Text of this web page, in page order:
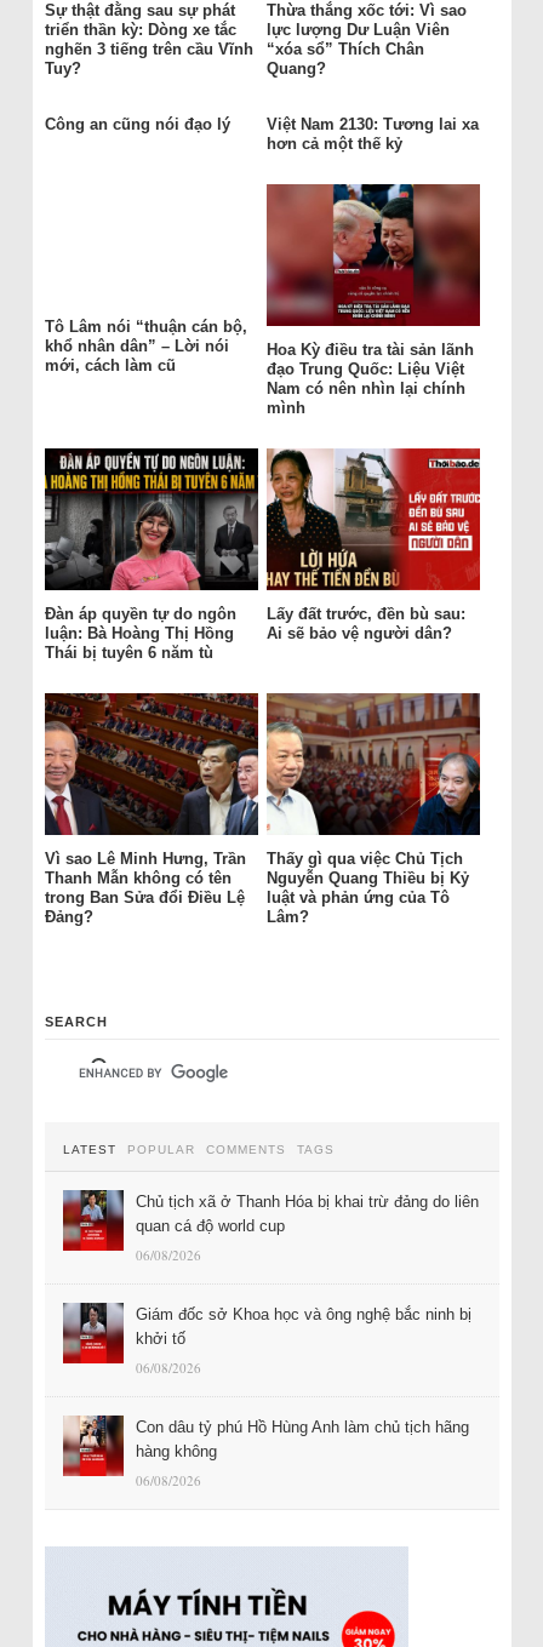
Sự thật đằng sau sự phát
triển thần kỳ: Dòng xe tắc
nghẽn 3 tiếng trên cầu Vĩnh
Tuy?
Thừa thắng xốc tới: Vì sao
lực lượng Dư Luận Viên
“xóa sổ” Thích Chân
Quang?
Công an cũng nói đạo lý
Việt Nam 2130: Tương lai xa
hơn cả một thế kỷ
Tô Lâm nói “thuận cán bộ,
khổ nhân dân” – Lời nói
mới, cách làm cũ
Hoa Kỳ điều tra tài sản lãnh
đạo Trung Quốc: Liệu Việt
Nam có nên nhìn lại chính
mình
Đàn áp quyền tự do ngôn
luận: Bà Hoàng Thị Hồng
Thái bị tuyên 6 năm tù
Lấy đất trước, đền bù sau:
Ai sẽ bảo vệ người dân?
Vì sao Lê Minh Hưng, Trần
Thanh Mẫn không có tên
trong Ban Sửa đổi Điều Lệ
Đảng?
Thấy gì qua việc Chủ Tịch
Nguyễn Quang Thiều bị Kỷ
luật và phản ứng của Tô
Lâm?
SEARCH
LATEST POPULAR COMMENTS TAGS
Chủ tịch xã ở Thanh Hóa bị khai trừ đảng do liên
quan cá độ world cup
06/08/2026
Giám đốc sở Khoa học và ông nghệ bắc ninh bị
khởi tố
06/08/2026
Con dâu tỷ phú Hồ Hùng Anh làm chủ tịch hãng
hàng không
06/08/2026